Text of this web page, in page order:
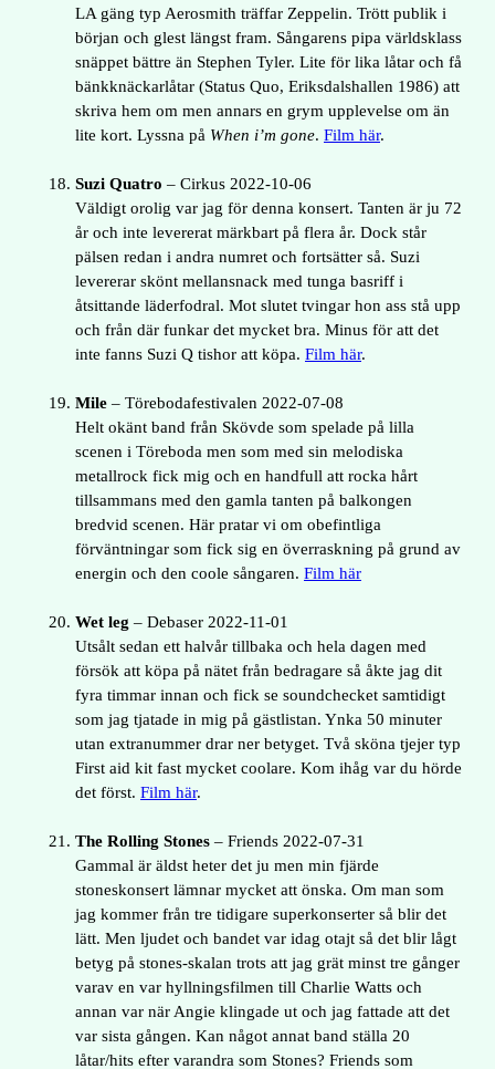
LA gäng typ Aerosmith träffar Zeppelin. Trött publik i
början och glest längst fram. Sångarens pipa världsklass
snäppet bättre än Stephen Tyler. Lite för lika låtar och få
bänkknäckarlåtar (Status Quo, Eriksdalshallen 1986) att
skriva hem om men annars en grym upplevelse om än
lite kort. Lyssna på When i’m gone. Film här.
Suzi Quatro – Cirkus 2022-10-06
Väldigt orolig var jag för denna konsert. Tanten är ju 72
år och inte levererat märkbart på flera år. Dock står
pälsen redan i andra numret och fortsätter så. Suzi
levererar skönt mellansnack med tunga basriff i
åtsittande läderfodral. Mot slutet tvingar hon ass stå upp
och från där funkar det mycket bra. Minus för att det
inte fanns Suzi Q tishor att köpa. Film här.
Mile – Törebodafestivalen 2022-07-08
Helt okänt band från Skövde som spelade på lilla
scenen i Töreboda men som med sin melodiska
metallrock fick mig och en handfull att rocka hårt
tillsammans med den gamla tanten på balkongen
bredvid scenen. Här pratar vi om obefintliga
förväntningar som fick sig en överraskning på grund av
energin och den coole sångaren. Film här
Wet leg – Debaser 2022-11-01
Utsålt sedan ett halvår tillbaka och hela dagen med
försök att köpa på nätet från bedragare så åkte jag dit
fyra timmar innan och fick se soundchecket samtidigt
som jag tjatade in mig på gästlistan. Ynka 50 minuter
utan extranummer drar ner betyget. Två sköna tjejer typ
First aid kit fast mycket coolare. Kom ihåg var du hörde
det först. Film här.
The Rolling Stones – Friends 2022-07-31
Gammal är äldst heter det ju men min fjärde
stoneskonsert lämnar mycket att önska. Om man som
jag kommer från tre tidigare superkonserter så blir det
lätt. Men ljudet och bandet var idag otajt så det blir lågt
betyg på stones-skalan trots att jag grät minst tre gånger
varav en var hyllningsfilmen till Charlie Watts och
annan var när Angie klingade ut och jag fattade att det
var sista gången. Kan något annat band ställa 20
låtar/hits efter varandra som Stones? Friends som